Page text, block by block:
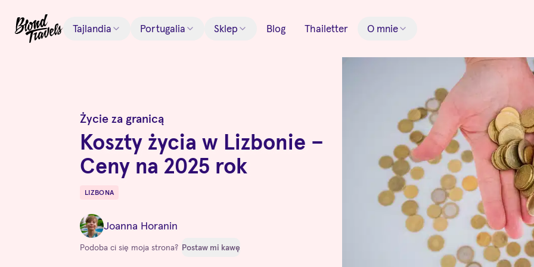
Tajlandia Portugalia Sklep Blog Thailetter O mnie
Życie za granicą
Koszty życia w Lizbonie –
Ceny na 2025 rok
Destinations
LIZBONA
Joanna Horanin
Podoba ci się moja strona? Postaw mi kawę